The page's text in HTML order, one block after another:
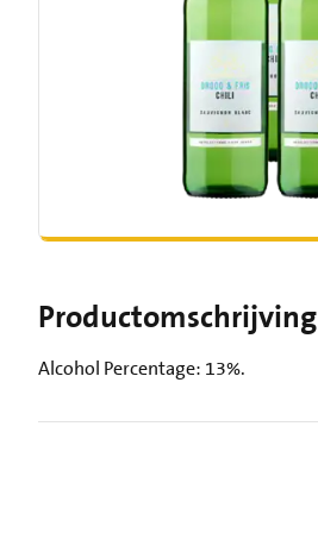
Productomschrijving
Alcohol Percentage: 13%.